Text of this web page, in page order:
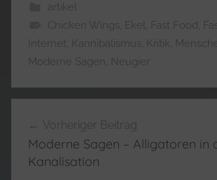
artikel
Chicken Wings
Ekel Fast Food
Internet Kannibalismus Kritik
Moderne Sagen
Neugier
Vorheriger Beitrag
Moderne Sagen – Alligatoren in
Kanalisation